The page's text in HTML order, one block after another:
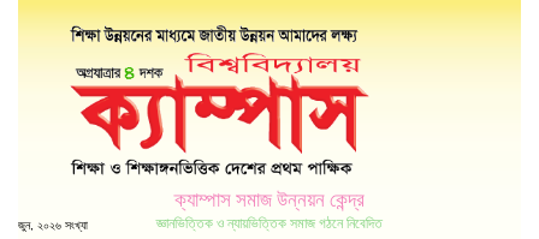
ক্যাম্পাস সমাজ উন্নয়ন কেন্দ্র
জ্ঞানভিত্তিক ও ন্যায়ভিত্তিক সমাজ গঠনে নিবেদিত
জুন, ২০২৬ সংখ্যা